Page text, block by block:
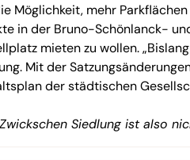
Möglichkeit, mehr Parkflächen
in der Bruno-Schönlanck-
mieten zu wollen.
Mit der
der städtischen
Siedlung ist also